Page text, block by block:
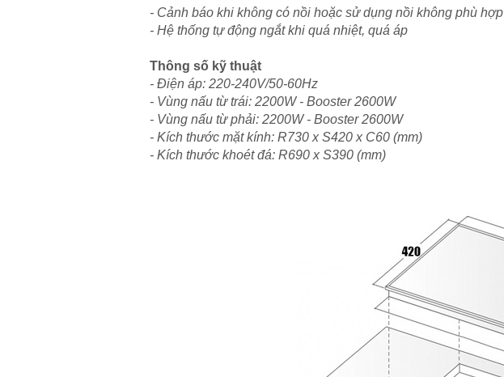
- Cảnh báo khi không có nồi hoặc sử dụng nồi không phù hợp
- Hệ thống tự động ngắt khi quá nhiệt, quá áp
Thông số kỹ thuật
- Điện áp: 220-240V/50-60Hz
- Vùng nấu từ trái: 2200W - Booster 2600W
- Vùng nấu từ phải: 2200W - Booster 2600W
- Kích thước mặt kính: R730 x S420 x C60 (mm)
- Kích thước khoét đá: R690 x S390 (mm)